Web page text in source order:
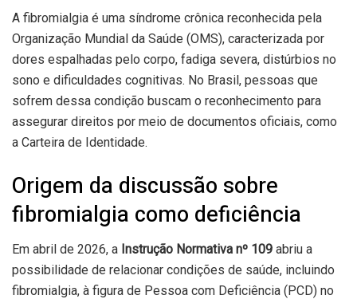
A fibromialgia é uma síndrome crônica reconhecida pela
Organização Mundial da Saúde (OMS), caracterizada por
dores espalhadas pelo corpo, fadiga severa, distúrbios no
sono e dificuldades cognitivas. No Brasil, pessoas que
sofrem dessa condição buscam o reconhecimento para
assegurar direitos por meio de documentos oficiais, como
a Carteira de Identidade.
Origem da discussão sobre
fibromialgia como deficiência
Em abril de 2026, a Instrução Normativa nº 109 abriu a
possibilidade de relacionar condições de saúde, incluindo
fibromialgia, à figura de Pessoa com Deficiência (PCD) no